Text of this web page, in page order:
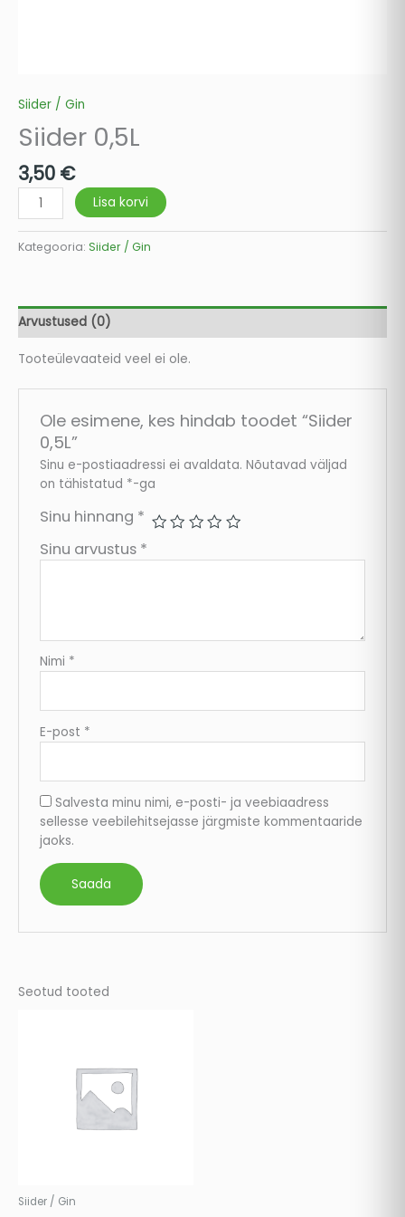
Siider / Gin
Siider 0,5L
3,50 €
Lisa korvi
Kategooria: Siider / Gin
Arvustused (0)
Tooteülevaateid veel ei ole.
Ole esimene, kes hindab toodet “Siider
0,5L”
Sinu e-postiaadressi ei avaldata. Nõutavad väljad
on tähistatud *-ga
Sinu hinnang *
Sinu arvustus *
Nimi *
E-post *
Salvesta minu nimi, e-posti- ja veebiaadress
sellesse veebilehitsejasse järgmiste kommentaaride
jaoks.
Seotud tooted
Siider / Gin